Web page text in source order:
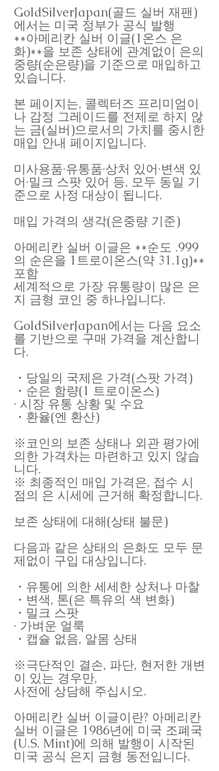
GoldSilverJapan(골드 실버 재팬)
에서는 미국 정부가 공식 발행
**아메리칸 실버 이글(1온스 은
화)**을 보존 상태에 관계없이 은의
중량(순은량)을 기준으로 매입하고
있습니다.
본 페이지는, 콜렉터즈 프리미엄이
나 감정 그레이드를 전제로 하지 않
는 금(실버)으로서의 가치를 중시한
매입 안내 페이지입니다.
미사용품·유통품·상처 있어·변색 있
어·밀크 스팟 있어 등, 모두 동일 기
준으로 사정 대상이 됩니다.
매입 가격의 생각(은중량 기준)
아메리칸 실버 이글은 **순도 .999
의 순은을 1트로이온스(약 31.1g)**
포함
세계적으로 가장 유통량이 많은 은
지 금형 코인 중 하나입니다.
GoldSilverJapan에서는 다음 요소
를 기반으로 구매 가격을 계산합니
다.
・당일의 국제은 가격(스팟 가격)
・순은 함량(1 트로이온스)
· 시장 유통 상황 및 수요
・환율(엔 환산)
※코인의 보존 상태나 외관 평가에
의한 가격차는 마련하고 있지 않습
니다.
※ 최종적인 매입 가격은, 접수 시
점의 은 시세에 근거해 확정합니다.
보존 상태에 대해(상태 불문)
다음과 같은 상태의 은화도 모두 문
제없이 구입 대상입니다.
・유통에 의한 세세한 상처나 마찰
・변색, 톤(은 특유의 색 변화)
・밀크 스팟
· 가벼운 얼룩
・캡슐 없음, 알몸 상태
※극단적인 결손, 파단, 현저한 개변
이 있는 경우만,
사전에 상담해 주십시오.
아메리칸 실버 이글이란? 아메리칸
실버 이글은 1986년에 미국 조폐국
(U.S. Mint)에 의해 발행이 시작된
미국 공식 은지 금형 동전입니다.